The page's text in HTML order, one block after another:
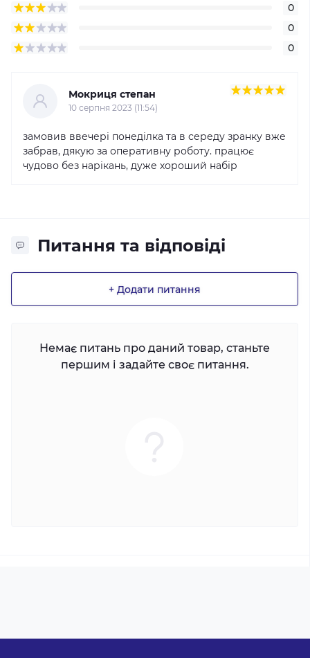
0
0
0
Мокриця степан
10 серпня 2023 (11:54)
замовив ввечері понеділка та в середу зранку вже
забрав, дякую за оперативну роботу. працює
чудово без нарікань, дуже хороший набір
Питання та відповіді
+ Додати питання
Немає питань про даний товар, станьте
першим і задайте своє питання.